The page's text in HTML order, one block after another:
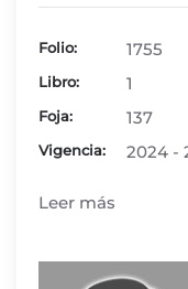
Folio: 1755
Libro: 1
Foja: 137
Vigencia: 2024 -
Leer más